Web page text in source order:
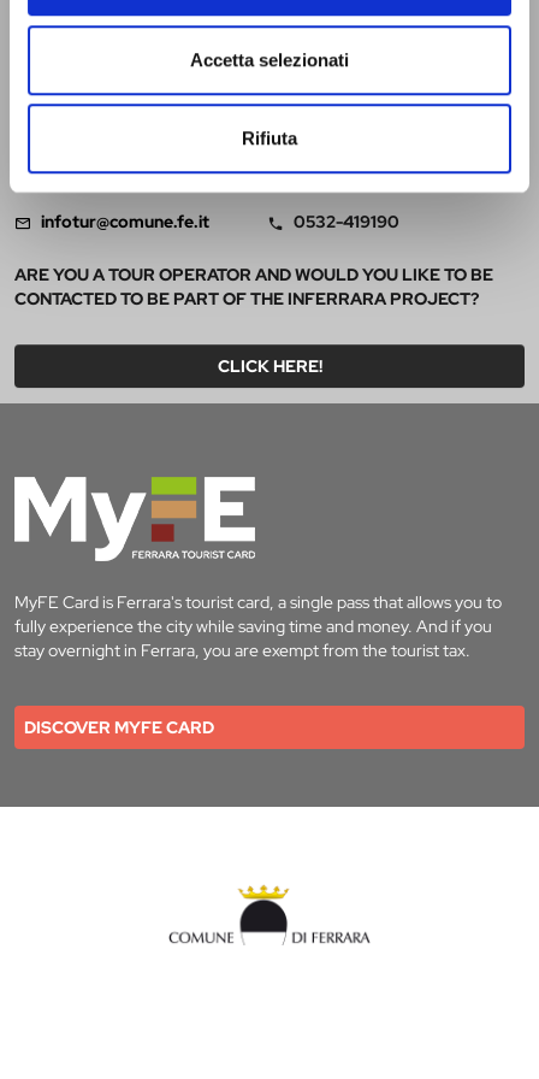
Accetta selezionati
Rifiuta
INFORMATION
Located on the inner courtyard of the Castello Estense, on the
Sundays and holidays from 9.30 a.m. to 5.30 p.m. It is closed only on
Christmas Day.
infotur@comune.fe.it 0532-419190
ARE YOU A TOUR OPERATOR AND WOULD YOU LIKE TO BE
CONTACTED TO BE PART OF THE INFERRARA PROJECT?
CLICK HERE!
MyFE Card is Ferrara's tourist card, a single pass that allows you to
fully experience the city while saving time and money. And if you
stay overnight in Ferrara, you are exempt from the tourist tax.
DISCOVER MYFE CARD